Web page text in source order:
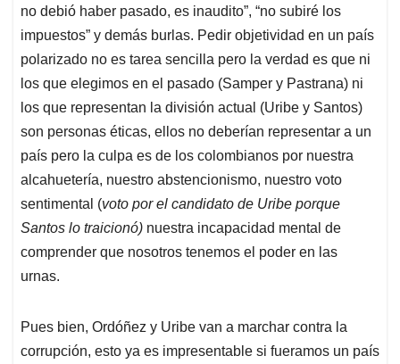
no debió haber pasado, es inaudito”, “no subiré los
impuestos” y demás burlas. Pedir objetividad en un país
polarizado no es tarea sencilla pero la verdad es que ni
los que elegimos en el pasado (Samper y Pastrana) ni
los que representan la división actual (Uribe y Santos)
son personas éticas, ellos no deberían representar a un
país pero la culpa es de los colombianos por nuestra
alcahuetería, nuestro abstencionismo, nuestro voto
sentimental (voto por el candidato de Uribe porque
Santos lo traicionó) nuestra incapacidad mental de
comprender que nosotros tenemos el poder en las
urnas.
Pues bien, Ordóñez y Uribe van a marchar contra la
corrupción, esto ya es impresentable si fueramos un país